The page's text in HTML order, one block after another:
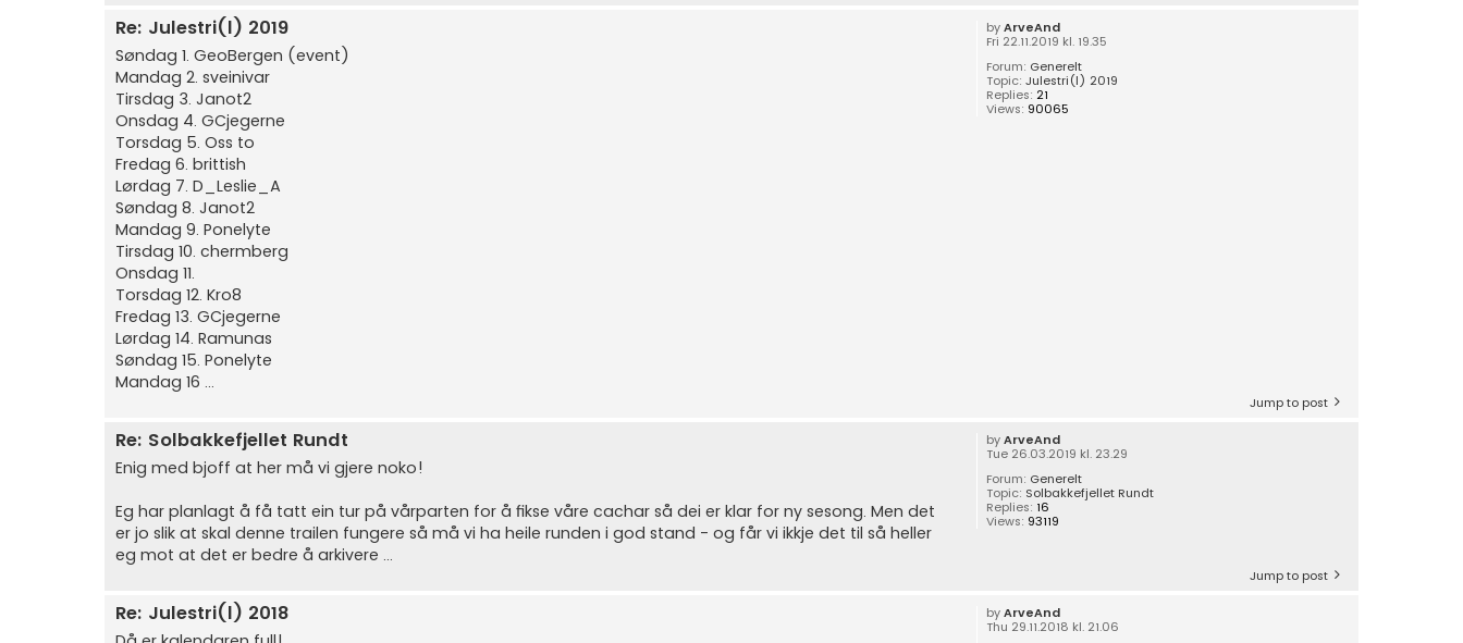
byArveAnd
Fri 22.11.2019 kl. 19.35
Forum: Generelt
Topic:Julestri(l) 2019
Replies: 21
Views: 90065
Re: Julestri(l) 2019
Søndag 1. GeoBergen (event)
Mandag 2. sveinivar
Tirsdag 3. Janot2
Onsdag 4. GCjegerne
Torsdag 5. Oss to
Fredag 6. brittish
Lørdag 7. D_Leslie_A
Søndag 8. Janot2
Mandag 9. Ponelyte
Tirsdag 10. chermberg
Onsdag 11.
Torsdag 12. Kro8
Fredag 13. GCjegerne
Lørdag 14. Ramunas
Søndag 15. Ponelyte
Mandag 16 ...
Jump to post
byArveAnd
Tue 26.03.2019 kl. 23.29
Forum: Generelt
Topic: Solbakkefjellet Rundt
Replies: 16
Views: 93119
Re: Solbakkefjellet Rundt
Enig med bjoff at her må vi gjere noko!
Eg har planlagt å få tatt ein tur på vårparten for å fikse våre cachar så dei er klar for ny sesong. Men det
er jo slik at skal denne trailen fungere så må vi ha heile runden i god stand - og får vi ikkje det til så heller
eg mot at det er bedre å arkivere ...
Jump to post
byArveAnd
Thu 29.11.2018 kl. 21.06
Re: Julestri(l) 2018